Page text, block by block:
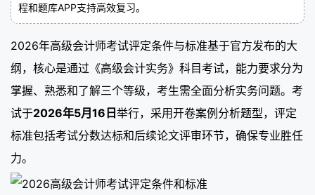
程和题库APP支持高效复习。
2026年高级会计师考试评定条件与标准基于官方发布的大
纲，核心是通过《高级会计实务》科目考试，能力要求分为
掌握、熟悉和了解三个等级，考生需全面分析实务问题。考
试于2026年5月16日举行，采用开卷案例分析题型，评定
标准包括考试分数达标和后续论文评审环节，确保专业胜任
力。